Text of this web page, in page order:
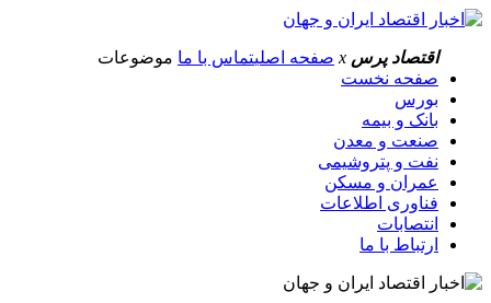
اقتصاد پرس x صفحه اصلیتماس با ما موضوعات
صفحه نخست
بورس
بانک و بیمه
صنعت و معدن
نفت و پتروشیمی
عمران و مسکن
فناوری اطلاعات
انتصابات
ارتباط با ما